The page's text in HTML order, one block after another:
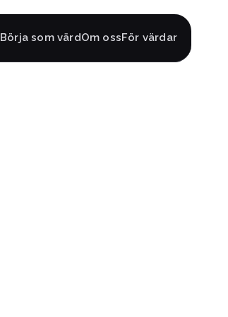
Börja som värdOm ossFör värdar